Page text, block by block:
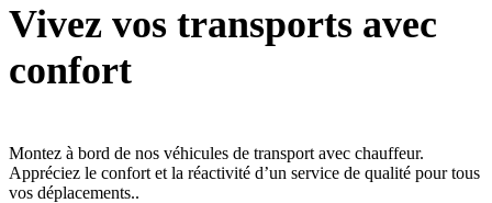
Vivez vos transports avec
confort
Montez à bord de nos véhicules de transport avec chauffeur.
Appréciez le confort et la réactivité d’un service de qualité pour tous
vos déplacements..